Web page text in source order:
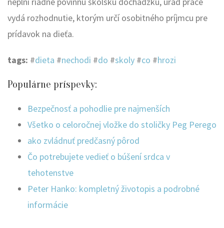
vydá rozhodnutie, ktorým určí osobitného príjmcu pre
prídavok na dieťa.
tags: #dieta #nechodi #do #skoly #co #hrozi
Populárne príspevky:
Bezpečnosť a pohodlie pre najmenších
Všetko o celoročnej vložke do stoličky Peg Perego
ako zvládnuť predčasný pôrod
Čo potrebujete vedieť o búšení srdca v
tehotenstve
Peter Hanko: kompletný životopis a podrobné
informácie